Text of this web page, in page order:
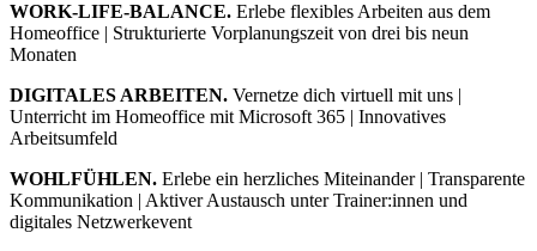
WORK-LIFE-BALANCE. Erlebe flexibles Arbeiten aus dem
Homeoffice | Strukturierte Vorplanungszeit von drei bis neun
Monaten
DIGITALES ARBEITEN. Vernetze dich virtuell mit uns |
Unterricht im Homeoffice mit Microsoft 365 | Innovatives
Arbeitsumfeld
WOHLFÜHLEN. Erlebe ein herzliches Miteinander | Transparente
Kommunikation | Aktiver Austausch unter Trainer:innen und
digitales Netzwerkevent